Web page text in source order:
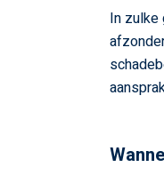
In zulke